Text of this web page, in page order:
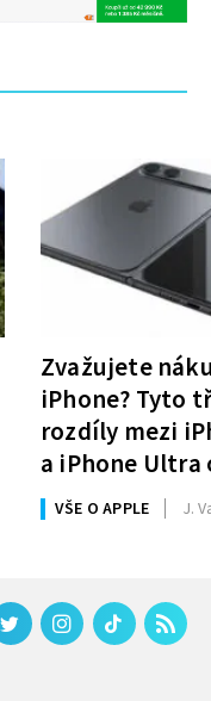
Zvažujete
iPhone? Tyto
rozdíly mezi
a iPhone Ultra
rozhodnutí
VŠE O APPLE J.